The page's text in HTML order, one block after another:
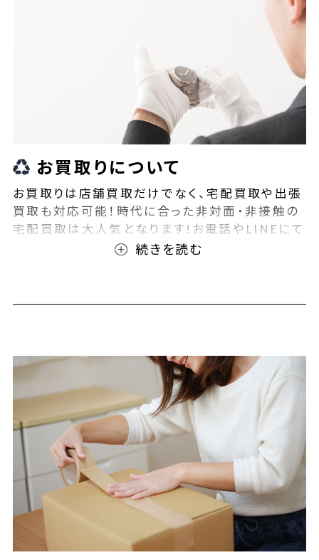
お買取りについて
お買取りは店舗買取だけでなく、宅配買取や出張
買取も対応可能！時代に合った非対面・非接触の
宅配買取は大人気となります!お電話やLINEにて
事前査定が可能となっております！また無料の宅